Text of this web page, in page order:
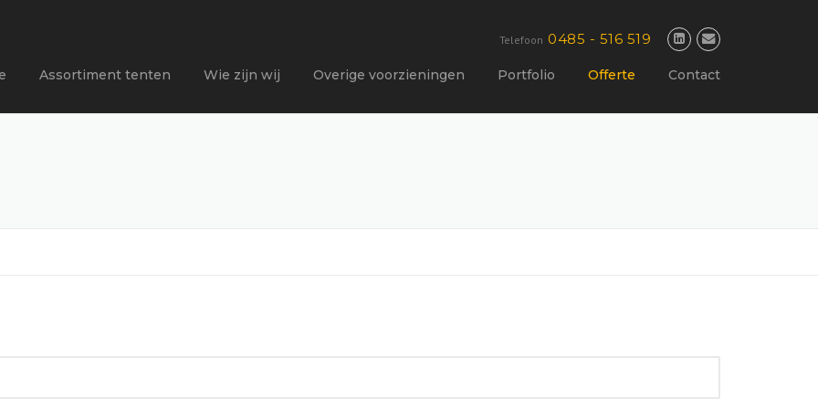
Telefoon 0485 - 516 519
Assortiment tenten Wie zijn wij Overige voorzieningen Portfolio Offerte Contact